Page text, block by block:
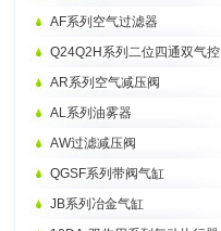
AF系列空气过滤器
Q24Q2H系列二位四通双气控
AR系列空气减压阀
AL系列油雾器
AW过滤减压阀
QGSF系列带阀气缸
JB系列冶金气缸